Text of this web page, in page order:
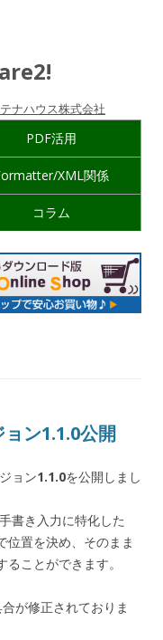
ナハウス株式会社
PDF活用
XML関係
コラム
ョン1.1.0公開
ョン1.1.0を公開しまし
書き入力に特化した
位置を決め、そのまま
ことができます。
が修正されておりま